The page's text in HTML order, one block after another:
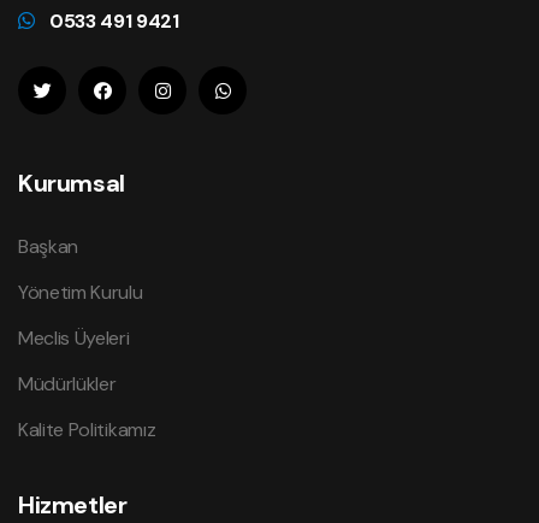
0533 491 9421
Kurumsal
Başkan
Yönetim Kurulu
Meclis Üyeleri
Müdürlükler
Kalite Politikamız
Hizmetler